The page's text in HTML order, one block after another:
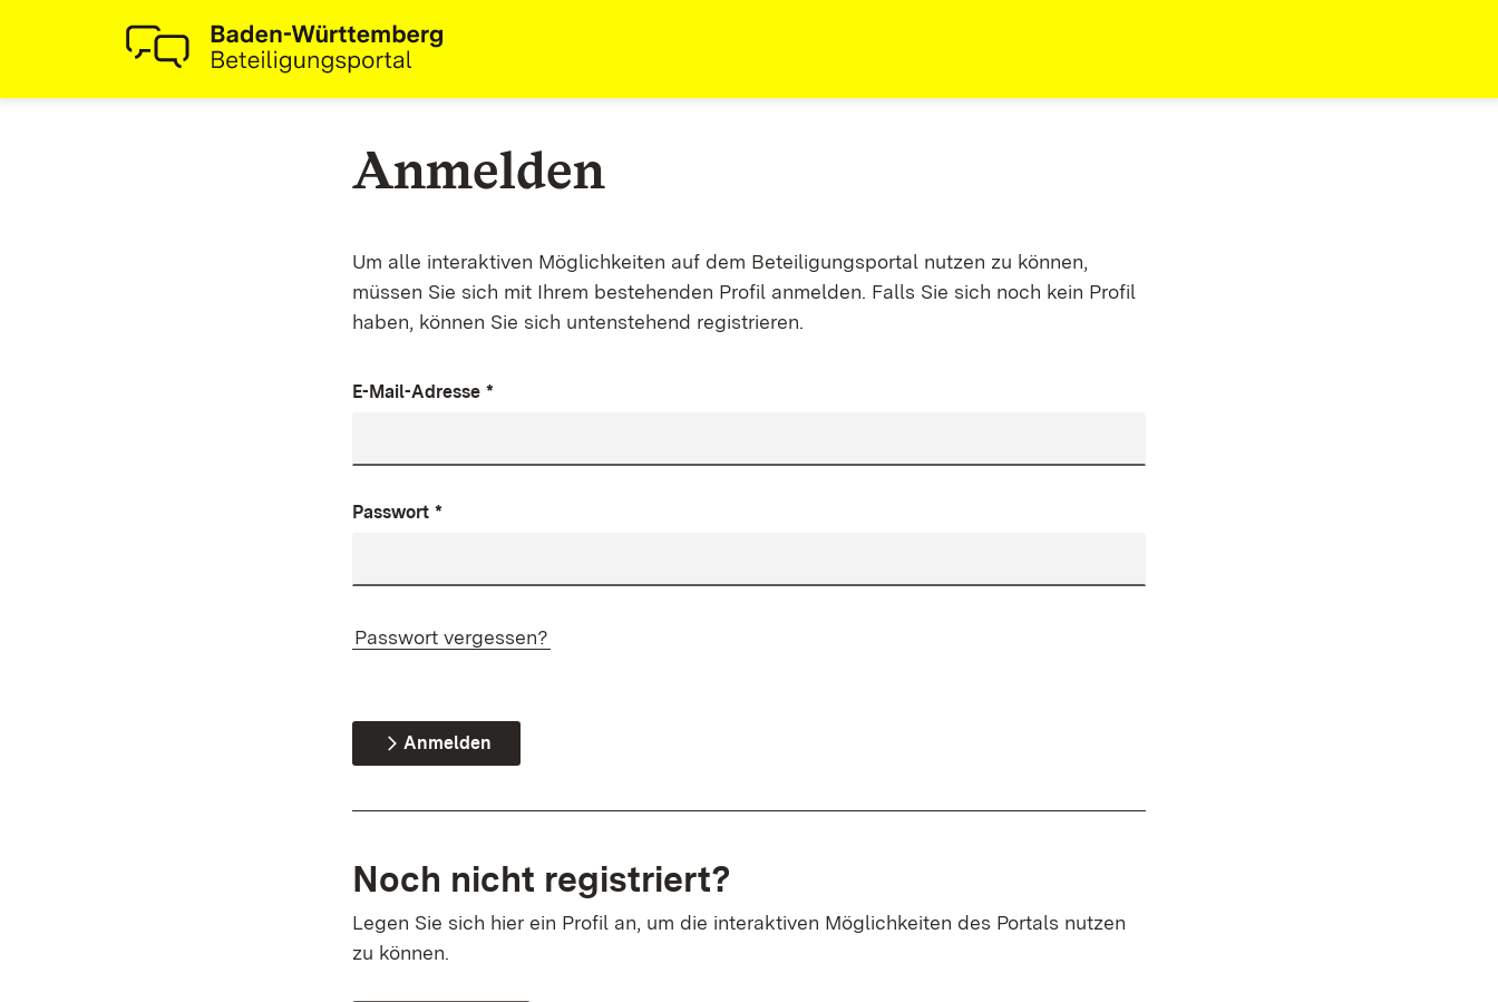
Anmelden
Um alle interaktiven Möglichkeiten auf dem Beteiligungsportal nutzen zu können,
müssen Sie sich mit Ihrem bestehenden Profil anmelden. Falls Sie sich noch kein Profil
haben, können Sie sich untenstehend registrieren.
E-Mail-Adresse *
Passwort *
Passwort vergessen?
Anmelden
Noch nicht registriert?
Legen Sie sich hier ein Profil an, um die interaktiven Möglichkeiten des Portals nutzen
zu können.